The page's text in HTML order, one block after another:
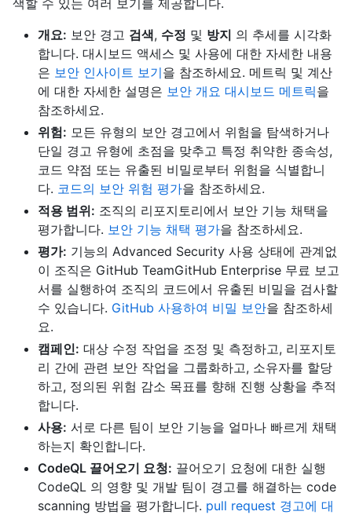
색할 수 있는 여러 보기를 제공합니다.
개요: 보안 경고 검색, 수정 및 방지 의 추세를 시각화
합니다. 대시보드 액세스 및 사용에 대한 자세한 내용
은 보안 인사이트 보기을 참조하세요. 메트릭 및 계산
에 대한 자세한 설명은 보안 개요 대시보드 메트릭을
참조하세요.
위험: 모든 유형의 보안 경고에서 위험을 탐색하거나
단일 경고 유형에 초점을 맞추고 특정 취약한 종속성,
코드 약점 또는 유출된 비밀로부터 위험을 식별합니
다. 코드의 보안 위험 평가을 참조하세요.
적용 범위: 조직의 리포지토리에서 보안 기능 채택을
평가합니다. 보안 기능 채택 평가을 참조하세요.
평가: 기능의 Advanced Security 사용 상태에 관계없
이 조직은 GitHub TeamGitHub Enterprise 무료 보고
서를 실행하여 조직의 코드에서 유출된 비밀을 검사할
수 있습니다. GitHub 사용하여 비밀 보안을 참조하세
요.
캠페인: 대상 수정 작업을 조정 및 측정하고, 리포지토
리 간에 관련 보안 작업을 그룹화하고, 소유자를 할당
하고, 정의된 위험 감소 목표를 향해 진행 상황을 추적
합니다.
사용: 서로 다른 팀이 보안 기능을 얼마나 빠르게 채택
하는지 확인합니다.
CodeQL 끌어오기 요청: 끌어오기 요청에 대한 실행
CodeQL 의 영향 및 개발 팀이 경고를 해결하는 code
scanning 방법을 평가합니다. pull request 경고에 대